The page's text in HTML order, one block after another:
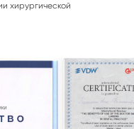
хирургической